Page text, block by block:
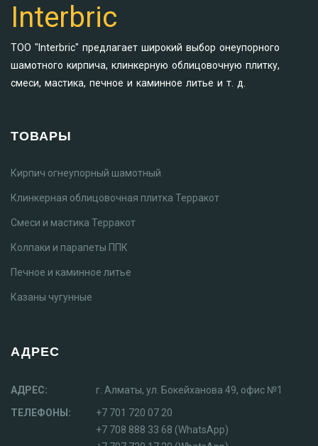
Interbric
ТОО "Interbric" предлагает широкий выбор онеупорного
шамотного кирпича, клинкерную облицовочную плитку,
смеси, мастика, печное и каминное литье и т. д.
ТОВАРЫ
Кирпич огнеупорный шамотный
Клинкерная облицовочная плитка Терракот
Смеси и мастика Терракот
Колпаки и парапеты ППК
Печное и каминное литье
Казаны чугунные
АДРЕС
АДРЕС:
г. Алматы, ул. Бокейханова 49, офис №1
ТЕЛЕФОНЫ:
+7 701 720 07 20
+7 708 888 33 68 (WhatsApp)